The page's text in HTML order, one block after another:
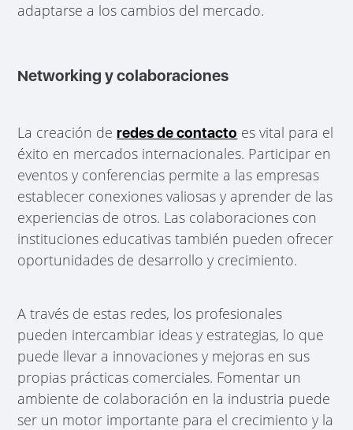
adaptarse a los cambios del mercado.
Networking y colaboraciones
La creación deredes de contacto es vital para el
éxito en mercados internacionales. Participar en
eventos y conferencias permite a las empresas
establecer conexiones valiosas y aprender de las
experiencias de otros. Las colaboraciones con
instituciones educativas también pueden ofrecer
oportunidades de desarrollo y crecimiento.
A través de estas redes, los profesionales
pueden intercambiar ideas y estrategias, lo que
puede llevar a innovaciones y mejoras en sus
propias prácticas comerciales. Fomentar un
ambiente de colaboración en la industria puede
ser un motor importante para el crecimiento y la